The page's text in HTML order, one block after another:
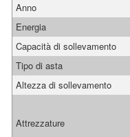
Anno
Energia
Capacità di sollevamento
Tipo di asta
Altezza di sollevamento
Attrezzature